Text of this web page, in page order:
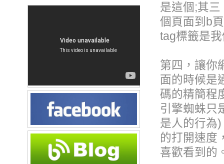
是這個;其
個頁面到b
tag標籤是
第四，讓你
面的時候是
碼的精簡程
引擎蜘蛛只
是人的行為
的打開速度
喜歡看到的